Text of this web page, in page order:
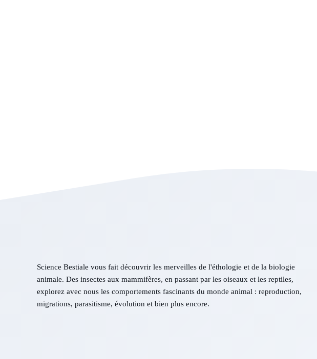
Science Bestiale vous fait découvrir les merveilles de l'éthologie et de la biologie
animale. Des insectes aux mammifères, en passant par les oiseaux et les reptiles,
explorez avec nous les comportements fascinants du monde animal : reproduction,
migrations, parasitisme, évolution et bien plus encore.